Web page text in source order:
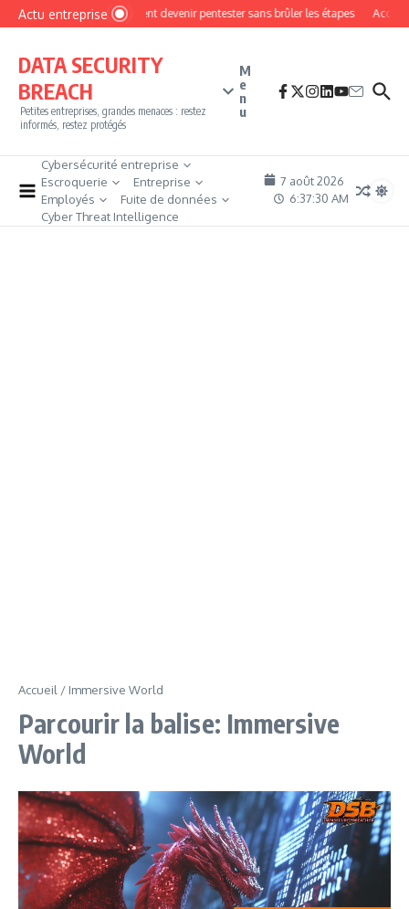
Aller au contenu
Actu entrepriseComment devenir pentester sans brûler les étapes Accès
DATA SECURITY
BREACH
Petites entreprises, grandes menaces : restez
informés, restez protégés
M
e
n
u
Cybersécurité entreprise
Escroquerie
Entreprise
Employés
Fuite de données
Cyber Threat Intelligence
7 août 2026
6:37:31 AM
Accueil / Immersive World
Parcourir la balise: Immersive
World